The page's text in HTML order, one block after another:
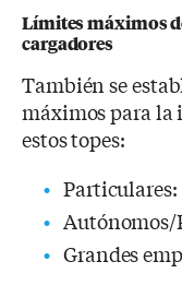
Límites máximos
cargadores
También se
máximos para la
estos topes:
Particulares:
Autónomos/
Grandes